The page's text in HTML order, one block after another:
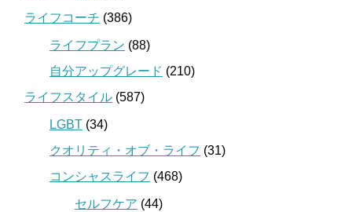
ライフコーチ (386)
ライフプラン (88)
自分アップグレード (210)
ライフスタイル (587)
LGBT (34)
クオリティ・オブ・ライフ (31)
コンシャスライフ (468)
セルフケア (44)